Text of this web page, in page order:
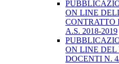
ON LINE
CONTRATTO
A.S. 2018-2019
ON LINE DEL
DOCENTI N.